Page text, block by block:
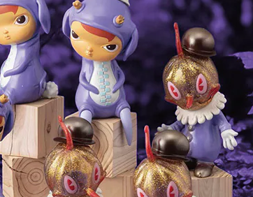
RELATED ITEMS